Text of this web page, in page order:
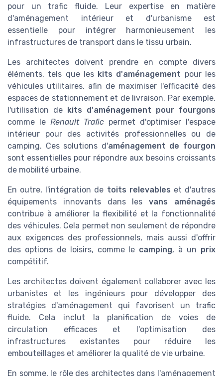
pour un trafic fluide. Leur expertise en matière
d'aménagement intérieur et d'urbanisme est
essentielle pour intégrer harmonieusement les
infrastructures de transport dans le tissu urbain.
Les architectes doivent prendre en compte divers
éléments, tels que les kits d'aménagement pour les
véhicules utilitaires, afin de maximiser l'efficacité des
espaces de stationnement et de livraison. Par exemple,
l'utilisation de
kits d'aménagement pour fourgons
comme le Renault Trafic permet d'optimiser l'espace
intérieur pour des activités professionnelles ou de
camping. Ces solutions d'aménagement de fourgon
sont essentielles pour répondre aux besoins croissants
de mobilité urbaine.
En outre, l'intégration de toits relevables et d'autres
équipements innovants dans lesvans aménagés
contribue à améliorer la flexibilité et la fonctionnalité
des véhicules. Cela permet non seulement de répondre
aux exigences des professionnels, mais aussi d'offrir
des options de loisirs, comme le camping, à un prix
compétitif.
Les architectes doivent également collaborer avec les
urbanistes et les ingénieurs pour développer des
stratégies d'aménagement qui favorisent un trafic
fluide. Cela inclut la planification de voies de
circulation efficaces et l'optimisation des
infrastructures existantes pour réduire les
embouteillages et améliorer la qualité de vie urbaine.
En somme, le rôle des architectes dans l'aménagement